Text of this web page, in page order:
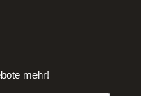
mehr!